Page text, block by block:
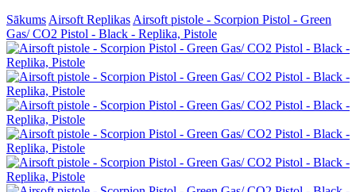
Sākums Airsoft Replikas Airsoft pistole - Scorpion Pistol - Green
Gas/ CO2 Pistol - Black - Replika, Pistole